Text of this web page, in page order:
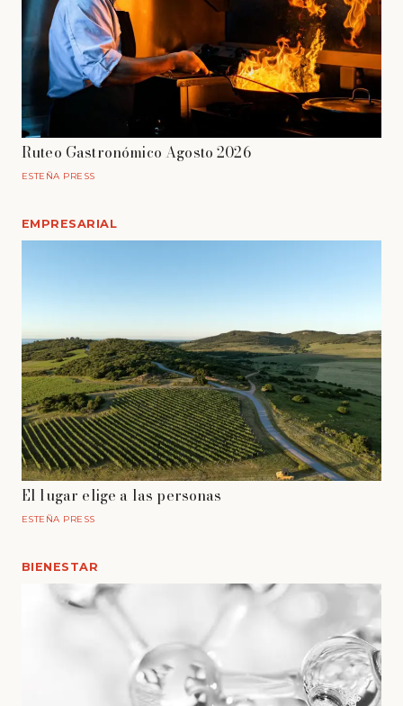
Ruteo Gastronómico Agosto 2026
ESTEÑA PRESS
EMPRESARIAL
El lugar elige a las personas
ESTEÑA PRESS
BIENESTAR